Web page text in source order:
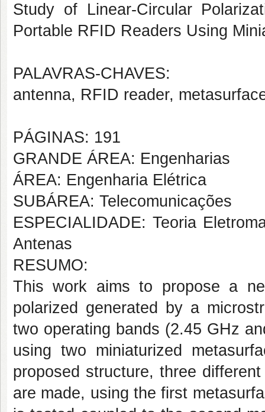
Study of Linear-Circular
Portable RFID Readers Using
PALAVRAS-CHAVES:
antenna, RFID reader,
PÁGINAS: 191
GRANDE ÁREA: Engenharias
ÁREA: Engenharia Elétrica
SUBÁREA: Telecomunicações
ESPECIALIDADE: Teoria
Antenas
RESUMO:
This work aims to propose a
polarized generated by a
two operating bands (2.45 GHz
using two miniaturized
proposed structure, three
are made, using the first